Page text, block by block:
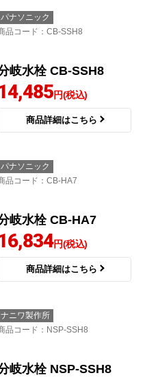
商品詳細はこちら
パナソニック
商品コード：CB-SXL8
分岐水栓 CB-SXL8
商品詳細はこちら
パナソニック